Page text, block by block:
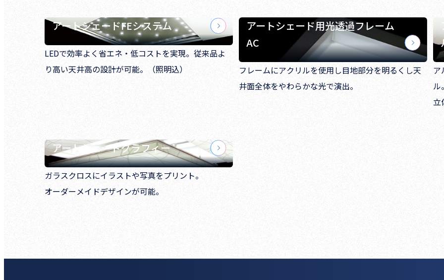
アートシェードFEシステム
LEDで効率よく省エネ・低コストを実現。従来品よ
り高い天井高の設計が可能。（照明込）
アートシェード用光透過フレーム
AC
フレームにアクリルを使用し目地部分を明るくし天
井面全体をやわらかな光で演出。
ア
ル
立
アートシェードグラフィー
ガラスクロスにイラストや写真をプリント。
オーダーメイドデザインが可能。